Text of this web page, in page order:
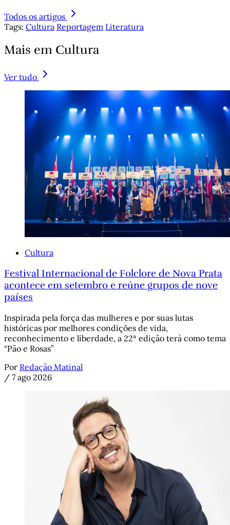
Todos os artigos
Tags: Cultura Reportagem Literatura
Mais em Cultura
Ver tudo
Cultura
Festival Internacional de Folclore de Nova Prata
acontece em setembro e reúne grupos de nove
países
Inspirada pela força das mulheres e por suas lutas
históricas por melhores condições de vida,
reconhecimento e liberdade, a 22ª edição terá como tema
“Pão e Rosas”
Por Redação Matinal
/ 7 ago 2026